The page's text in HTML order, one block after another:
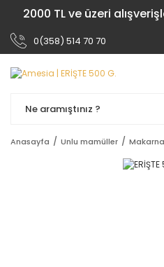
2000 TL ve üzeri
0(358) 514 70 70
Anasayfa Unlu mamüller Makarna